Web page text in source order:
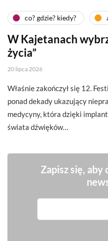
co? gdzie? kiedy?
W Kajetanach
życia”
20 lipca 2026
Właśnie zakończył się 12.
ponad dekady ukazujący
medycyny, która dzięki
świata dźwięków…
Zapisz się,